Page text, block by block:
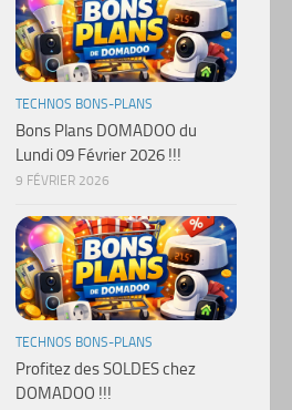
TECHNOS BONS-PLANS
Bons Plans DOMADOO du
Lundi 09 Février 2026 !!!
9 FÉVRIER 2026
TECHNOS BONS-PLANS
Profitez des SOLDES chez
DOMADOO !!!